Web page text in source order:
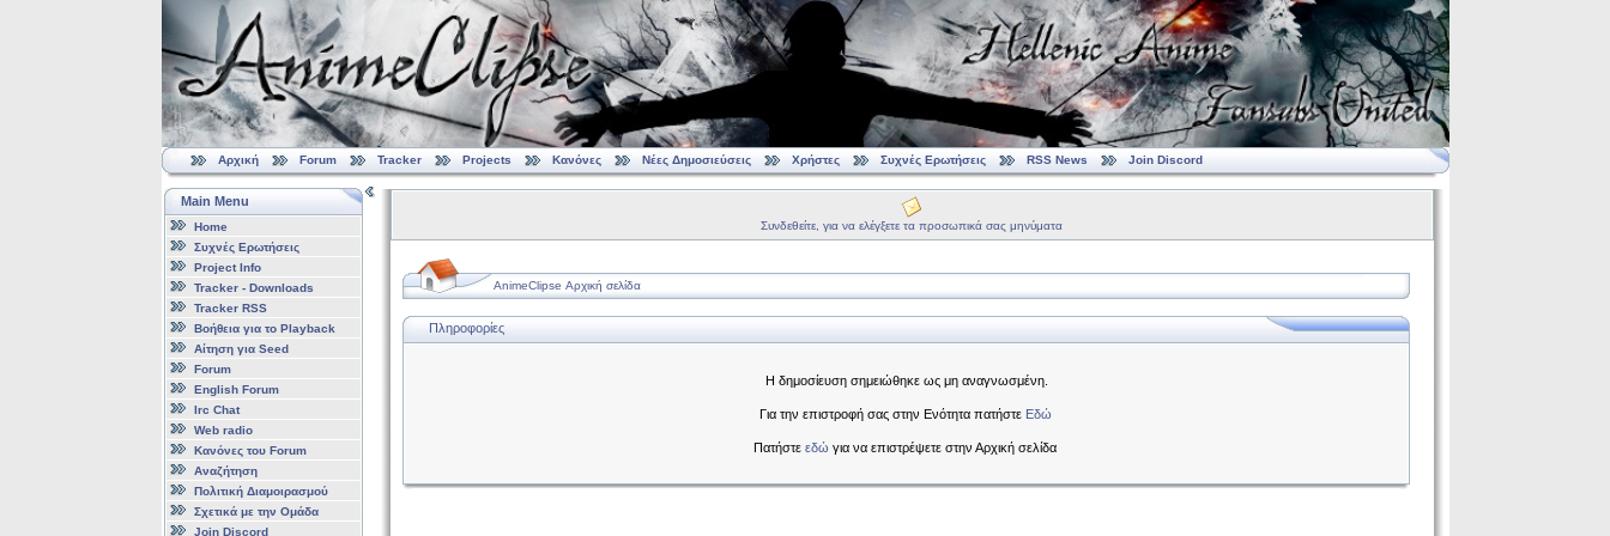
Αρχική Forum Tracker Projects Κανόνες Νέες Δημοσιεύσεις Χρήστες Συχνές Ερωτήσεις RSS News Join Discord
Main Menu
Home
Συχνές Ερωτήσεις
Project Info
Tracker - Downloads
Tracker RSS
Βοήθεια για το Playback
Αίτηση για Seed
Forum
English Forum
Irc Chat
Web radio
Κανόνες του Forum
Αναζήτηση
Πολιτική Διαμοιρασμού
Σχετικά με την Ομάδα
Join Discord
Συνδεθείτε, για να ελέγξετε τα προσωπικά σας μηνύματα
AnimeClipse Αρχική σελίδα
Πληροφορίες
Η δημοσίευση σημειώθηκε ως μη αναγνωσμένη.
Για την επιστροφή σας στην Ενότητα πατήστε Εδώ
Πατήστε εδώ για να επιστρέψετε στην Αρχική σελίδα